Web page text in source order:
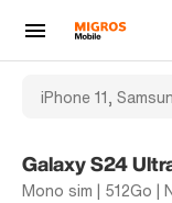
Galaxy S24
Mono sim | 512Go |